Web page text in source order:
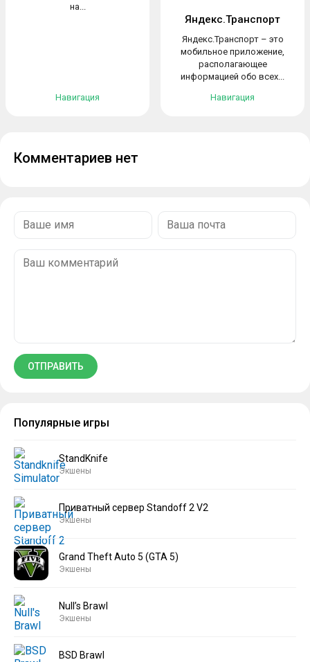
на...
Навигация
Яндекс.Транспорт
Яндекс.Транспорт – это
мобильное приложение,
располагающее
информацией обо всех...
Навигация
Комментариев нет
Популярные игры
StandKnife
Экшены
Приватный сервер Standoff 2 V2
Экшены
Grand Theft Auto 5 (GTA 5)
Экшены
Null’s Brawl
Экшены
BSD Brawl